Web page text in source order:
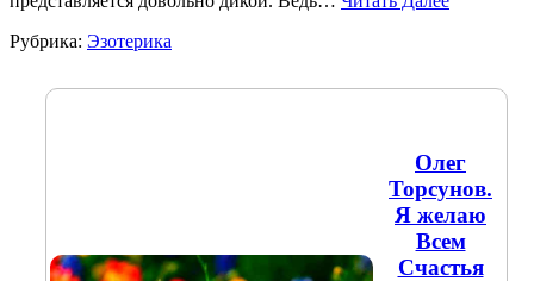
Рубрика: Эзотерика
Олег
Торсунов.
Я желаю
Всем
Счастья